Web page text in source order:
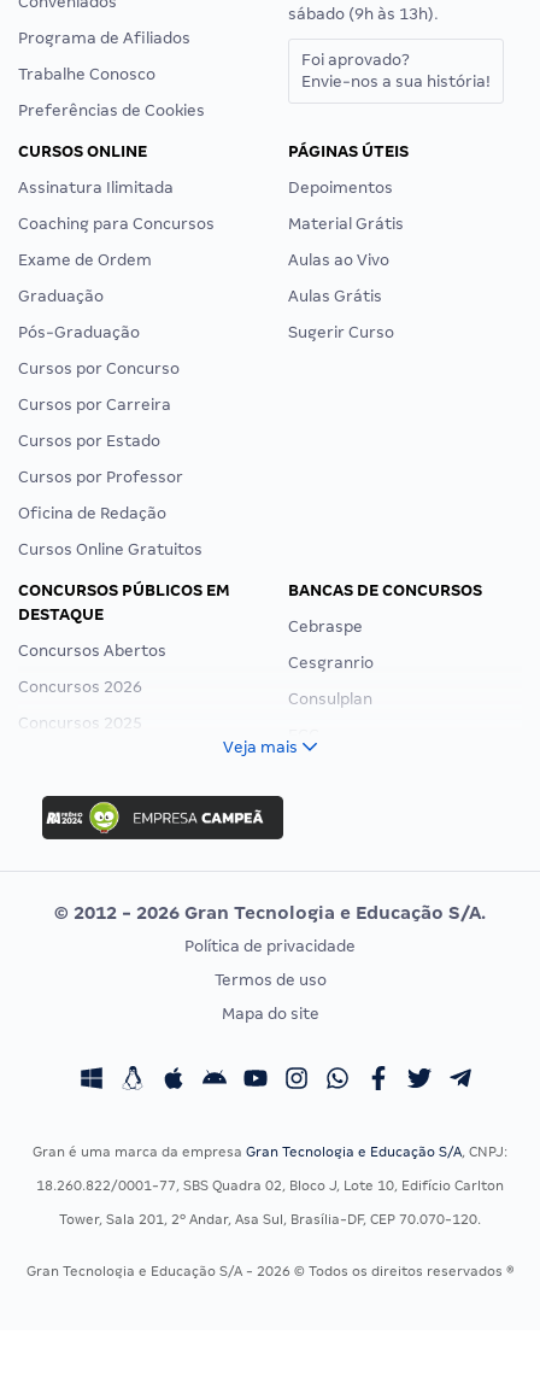
Programa de Afiliados
Trabalhe Conosco
Preferências de Cookies
sábado (9h às 13h).
Foi aprovado?
Envie-nos a sua história!
CURSOS ONLINE
Assinatura Ilimitada
Coaching para Concursos
Exame de Ordem
Graduação
Pós-Graduação
Cursos por Concurso
Cursos por Carreira
Cursos por Estado
Cursos por Professor
Oficina de Redação
Cursos Online Gratuitos
PÁGINAS ÚTEIS
Depoimentos
Material Grátis
Aulas ao Vivo
Aulas Grátis
Sugerir Curso
CONCURSOS PÚBLICOS EM
DESTAQUE
Concursos Abertos
Concursos 2026
Concursos 2025
Concurso Ibama
Concurso MPU
Editais publicados
BANCAS DE CONCURSOS
Cebraspe
Cesgranrio
Consulplan
Vunesp
CONCURSOS POR PROFISSÃO
Concursos Fiscais
Concursos Saúde
Residência Multiprofissional
EXAME DE ORDEM
Calendário OAB
Veja mais
© 2012 - 2026 Gran Tecnologia e Educação S/A.
Política de privacidade
Termos de uso
Mapa do site
Gran é uma marca da empresa Gran Tecnologia e Educação S/A, CNPJ:
18.260.822/0001-77, SBS Quadra 02, Bloco J, Lote 10, Edifício Carlton
Tower, Sala 201, 2º Andar, Asa Sul, Brasília-DF, CEP 70.070-120.
Gran Tecnologia e Educação S/A - 2026 © Todos os direitos reservados ®